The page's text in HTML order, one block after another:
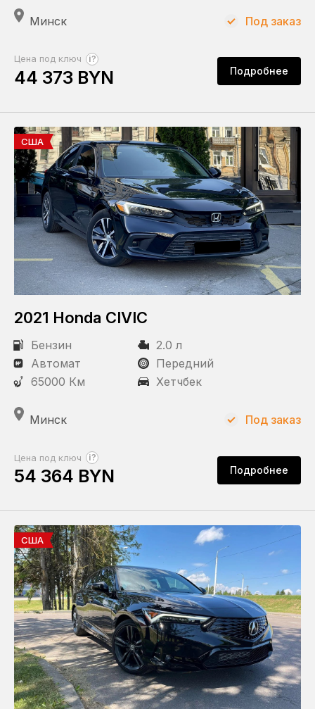
Минск
Цена под ключ ?
44 373 BYN Подробнее
Под заказ
США
2021 Honda CIVIC
Бензин
2.0 л
Автомат
Передний
65000 Км
Хетчбек
Минск
Цена под ключ ?
54 364 BYN Подробнее
Под заказ
США